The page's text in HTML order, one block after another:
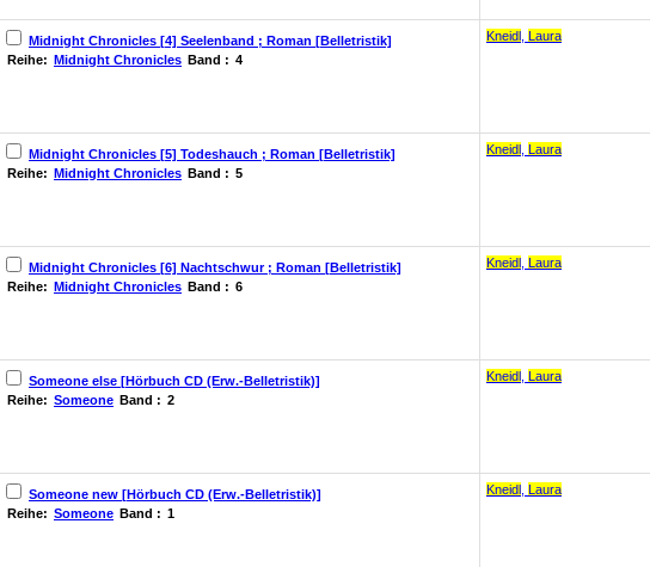
Midnight Chronicles [4] Seelenband ; Roman [Belletristik]
Reihe: Midnight Chronicles Band : 4
Kneidl Laura
Midnight Chronicles [5] Todeshauch ; Roman [Belletristik]
Reihe: Midnight Chronicles Band : 5
Kneidl Laura
Midnight Chronicles [6] Nachtschwur ; Roman [Belletristik]
Reihe: Midnight Chronicles Band : 6
Kneidl Laura
Someone else [Hörbuch CD (Erw.-Belletristik)]
Reihe: Someone Band : 2
Kneidl Laura
Someone new [Hörbuch CD (Erw.-Belletristik)]
Reihe: Someone Band : 1
Kneidl Laura